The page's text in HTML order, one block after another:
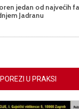
jedan od najvećih
Jadranu
U PRAKSI